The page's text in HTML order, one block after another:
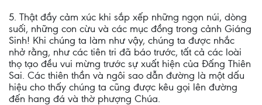
5. Thật đầy cảm xúc khi sắp xếp những ngọn núi, dòng
suối, những con cừu và các mục đồng trong cảnh Giáng
Sinh! Khi chúng ta làm như vậy, chúng ta được nhắc
nhở rằng, như các tiên tri đã báo trước, tất cả các loài
thọ tạo đều vui mừng trước sự xuất hiện của Đấng Thiên
Sai. Các thiên thần và ngôi sao dẫn đường là một dấu
hiệu cho thấy chúng ta cũng được kêu gọi lên đường
đến hang đá và thờ phượng Chúa.